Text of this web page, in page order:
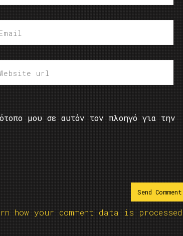
μου σε αυτόν τον πλοηγό για την
how your comment data is